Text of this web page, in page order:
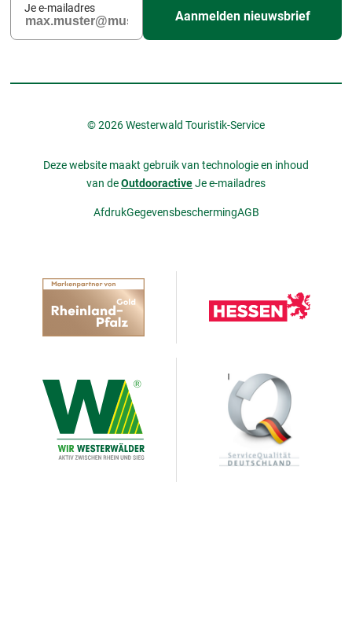
Je e-mailadres
Aanmelden nieuwsbrief
© 2026 Westerwald Touristik-Service
Deze website maakt gebruik van technologie en inhoud
van deOutdooractiveJe e-mailadres
AfdrukGegevensbeschermingAGB